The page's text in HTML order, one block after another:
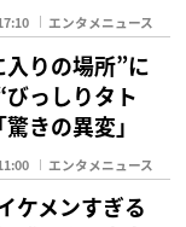
エンタメニュース
りの場所”に
っしりタト
きの異変」
エンタメニュース
ケメンすぎる